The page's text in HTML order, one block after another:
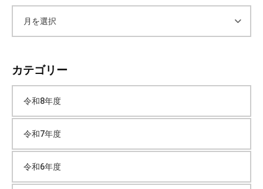
カ
イ
ブ
カテゴリー
令和8年度
令和7年度
令和6年度